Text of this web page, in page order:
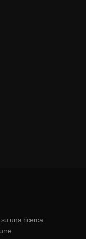
una ricerca